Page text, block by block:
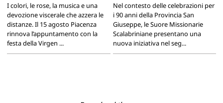
I colori, le rose, la musica e una
devozione viscerale che azzera le
distanze. Il 15 agosto Piacenza
rinnova l’appuntamento con la
festa della Virgen ...
Nel contesto delle celebrazioni per
i 90 anni della Provincia San
Giuseppe, le Suore Missionarie
Scalabriniane presentano una
nuova iniziativa nel seg...